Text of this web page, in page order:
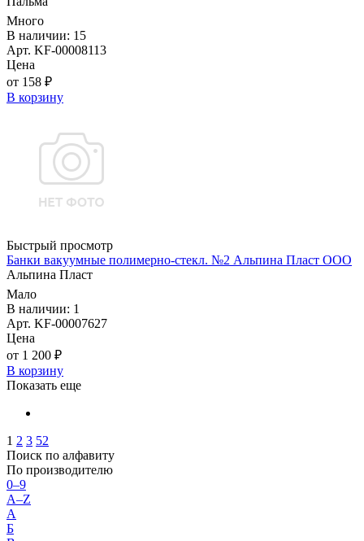
Много
В наличии: 15
Арт. KF-00008113
Цена
от 158 ₽
В корзину
Быстрый просмотр
Банки вакуумные полимерно-стекл. №2 Альпина Пласт ООО
Альпина Пласт
Мало
В наличии: 1
Арт. KF-00007627
Цена
от 1 200 ₽
В корзину
Показать еще
1 2 3 52
Поиск по алфавиту
По производителю
0–9
A–Z
А
Б